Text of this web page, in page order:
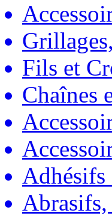
Fils et
Chaînes
Adhésifs
Abrasifs,